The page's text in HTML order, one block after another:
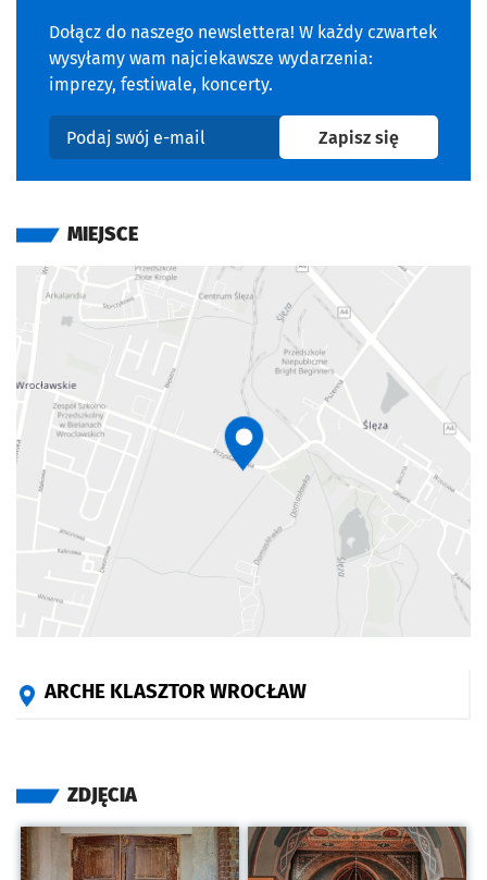
Dołącz do naszego newslettera! W każdy czwartek
wysyłamy wam najciekawsze wydarzenia:
imprezy, festiwale, koncerty.
Podaj swój e-mail
Zapisz sięna
MIEJSCE
ARCHE KLASZTOR WROCŁAW
ZDJĘCIA
Kliknij, aby powiększyć Kliknij, aby powiększyć